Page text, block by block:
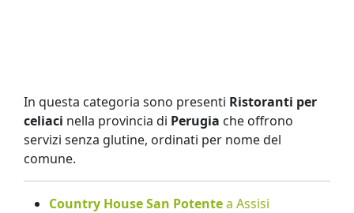
In questa categoria sono presenti Ristoranti per
celiaci nella provincia di Perugia che offrono
servizi senza glutine, ordinati per nome del
comune.
Country House San Potentea Assisi